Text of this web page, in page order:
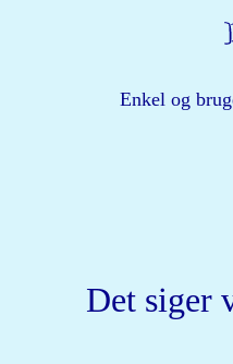
Enkel og
Det siger